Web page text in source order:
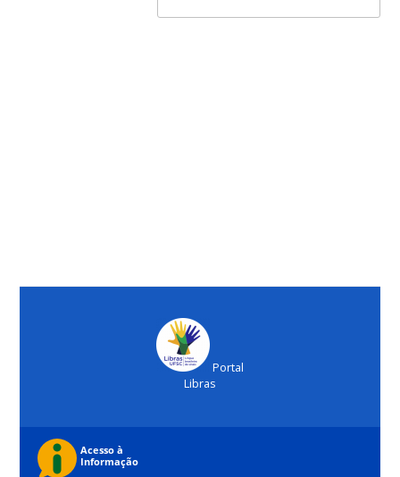
Portal
Libras